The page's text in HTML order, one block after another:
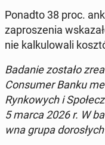
Ponadto 38 proc.
za­proszenia
nie kalku­lowali
Badanie zostało
Con­sumer Banku
Rynkowych i
5 marca 2026 r. W
w­na grupa